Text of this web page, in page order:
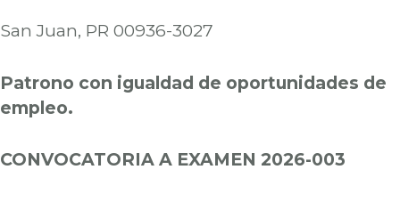
San Juan, PR 00936-3027
Patrono con igualdad de oportunidades de
empleo.
CONVOCATORIA A EXAMEN 2026-003